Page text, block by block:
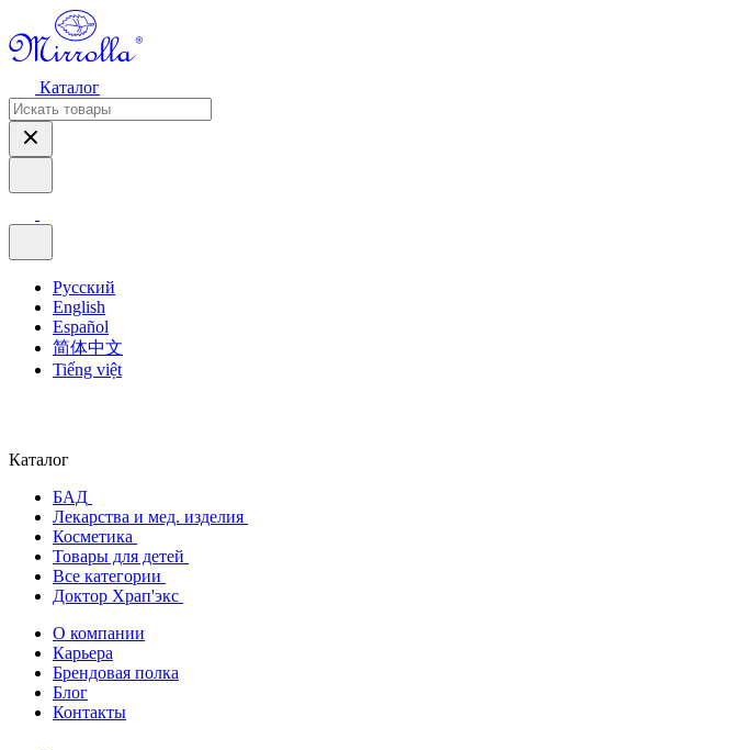
Каталог
Русский
English
Español
简体中文
Tiếng việt
Каталог
БАД
Лекарства и мед. изделия
Косметика
Товары для детей
Все категории
Доктор Храп'экс
О компании
Карьера
Брендовая полка
Блог
Контакты